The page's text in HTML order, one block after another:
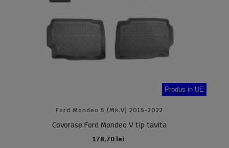
Produs in UE
Ford Mondeo 5 (Mk.V) 2015-2022
Covorase Ford Mondeo V tip tavita
178,70 lei
ADAUGA IN COS